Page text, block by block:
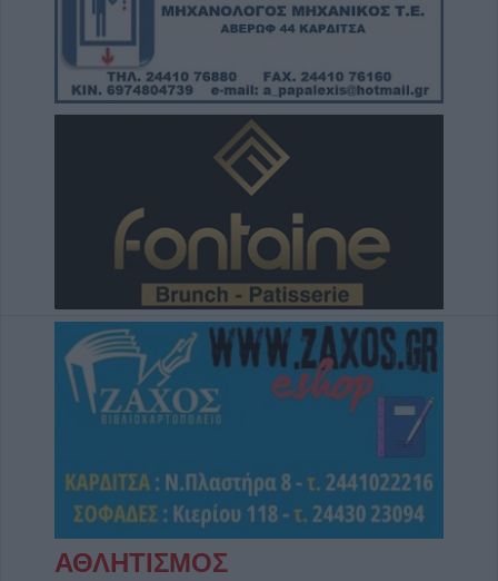
Δημόσιες Σ.Α.Ε.Κ.: 860 τμήματα και 95
ειδικότητες για το 2026-2027
6 Αυγούστου 2026, 17:21
Την Παρασκευή (7/8) η δεύτερη καταβολή
του βοηθήματος του ΛΑΕ-ΟΠΕΚΑ
Νεκρός 75χρονος σε αγροτική περιοχή του
Δομενίκου – Πιθανό παθολογικό αίτιο
6 Αυγούστου 2026, 16:27
Απολογισμός ΕΛ.ΑΣ. Θεσσαλίας: 574
συλλήψεις και δεκάδες εξιχνιάσεις τον Ιούλιο
6 Αυγούστου 2026, 16:09
ΥΠΑΑΤ: 38,1 εκατ. ευρώ για την ενίσχυση
κτηνοτρόφων που επλήγησαν από
ζωονόσους
Προγραμματισμένες διακοπές
ηλεκτροδότησης την Παρασκευή (7/8) σε
Ιτέα, Άγιο Γεώργιο, Γεώργιο Καραϊσκάκη,
Κρανιά, Καππά, Φύλλο και Αμπελώνα
ΑΘΛΗΤΙΣΜΟΣ